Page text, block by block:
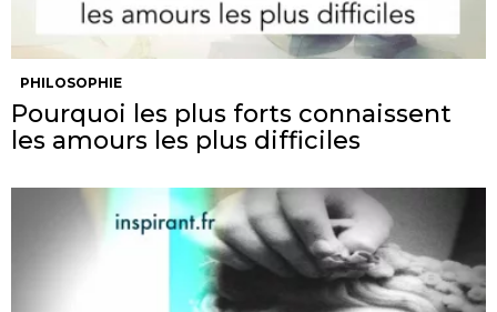
PHILOSOPHIE
Pourquoi les plus forts connaissent
les amours les plus difficiles